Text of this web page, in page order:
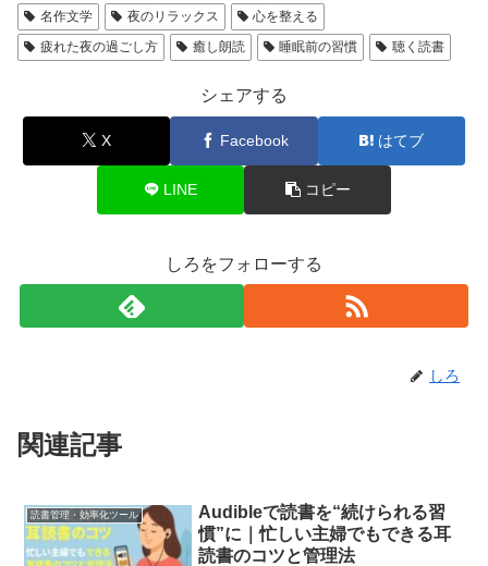
名作文学
夜のリラックス
心を整える
疲れた夜の過ごし方
癒し朗読 睡眠前の習慣 聴く読書
シェアする
X Facebook はてブ
LINE コピー
しろをフォローする
しろ
関連記事
読書管理・効率化ツール
Audibleで読書を“続けられる習
慣”に｜忙しい主婦でもできる耳
読書のコツと管理法